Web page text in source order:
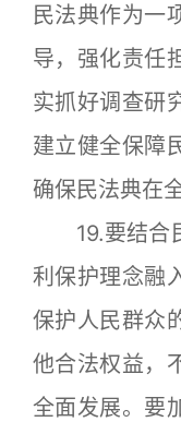
民法典作为一
导，强化责任
实抓好调查研
建立健全保障
确保民法典在
19.要结合民
利保护理念融
保护人民群众
他合法权益，
全面发展。要